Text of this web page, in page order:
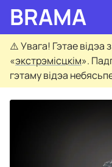
BRAMA
⚠️Увага! Гэтае відэа
«экстрэмісцкім».
гэтаму відэа